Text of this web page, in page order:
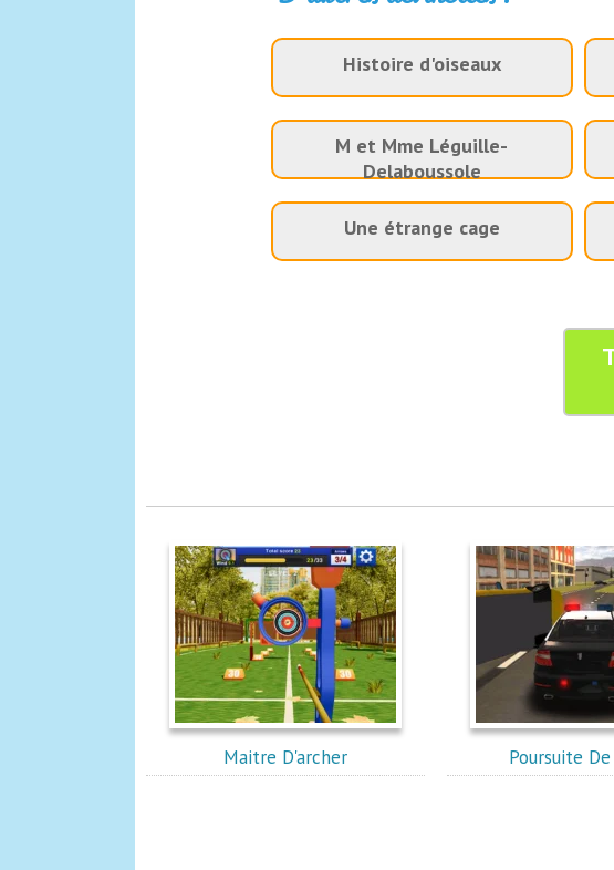
Histoire d'oiseaux
M et Mme Léguille-
Delaboussole
Une étrange cage
Maitre D'archer Poursuite